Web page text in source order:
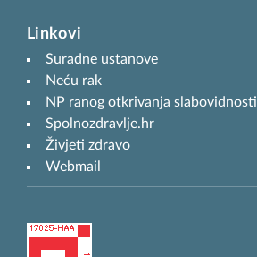
Linkovi
Suradne ustanove
Neću rak
NP ranog otkrivanja slabovidnosti
Spolnozdravlje.hr
Živjeti zdravo
Webmail